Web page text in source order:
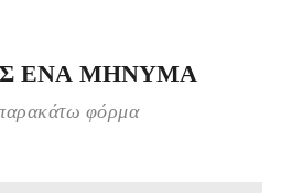
ΕΝΑ ΜΗΝΥΜΑ
φόρμα